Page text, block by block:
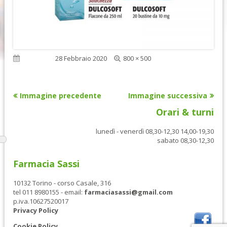
Pubblicato28 Febbraio 2020
Dimensione
800 × 500
Immagine precedente Immagine successiva
Orari & turni
lunedì - venerdì 08,30-12,30 14,00-19,30
sabato 08,30-12,30
Farmacia Sassi
10132 Torino - corso Casale, 316
tel 011 8980155 - email: farmaciasassi@gmail.com
p.iva.10627520017
Privacy Policy